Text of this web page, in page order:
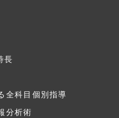
長
全科目個別指導
分析術